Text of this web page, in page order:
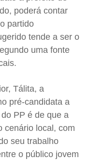
poderá contar
partido
tende a ser o
uma fonte
Tálita, a
pré-candidata a
PP é de que a
cenário local, com
seu trabalho
o público jovem